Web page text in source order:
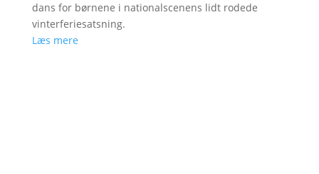
dans for børnene i nationalscenens lidt rodede
vinterferiesatsning.
Læs mere